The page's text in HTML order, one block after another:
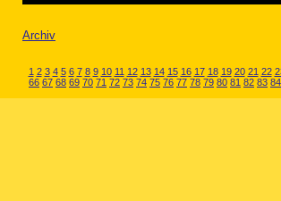
Archiv
1 2 3 4 5 6 7 8 9 10 11 12 13 14 15 16 17 18 19 20 21 22
66 67 68 69 70 71 72 73 74 75 76 77 78 79 80 81 82 83 84